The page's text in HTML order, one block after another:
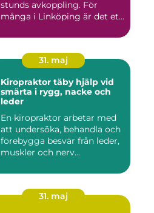
stunds avkoppling. För
många i Linköping är det et...
31. maj
Kiropraktor täby hjälp vid
smärta i rygg, nacke och
leder
En kiropraktor arbetar med
att undersöka, behandla och
förebygga besvär från leder,
muskler och nerv...
31. maj